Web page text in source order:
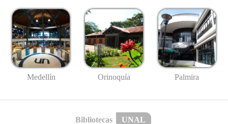
Medellín Orinoquía Palmira
Bibliotecas UNAL